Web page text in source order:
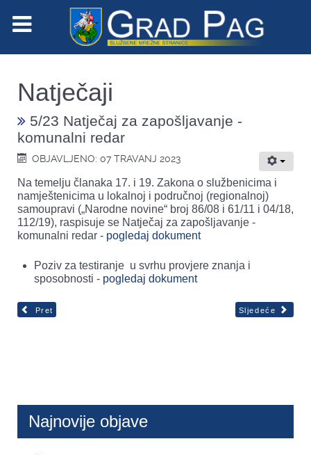
Natječaji
5/23 Natječaj za zapošljavanje -
komunalni redar
OBJAVLJENO: 07 TRAVANJ 2023
Na temelju članaka 17. i 19. Zakona o službenicima i
namještenicima u lokalnoj i područnoj (regionalnoj)
samoupravi („Narodne novine“ broj 86/08 i 61/11 i 04/18,
112/19), raspisuje se Natječaj za zapošljavanje -
komunalni redar - pogledaj dokument
Poziv za testiranje u svrhu provjere znanja i
sposobnosti - pogledaj dokument
Pret Sljedeće
Najnovije objave